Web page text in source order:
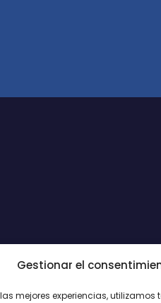
Gestionar el
mejores experiencias,